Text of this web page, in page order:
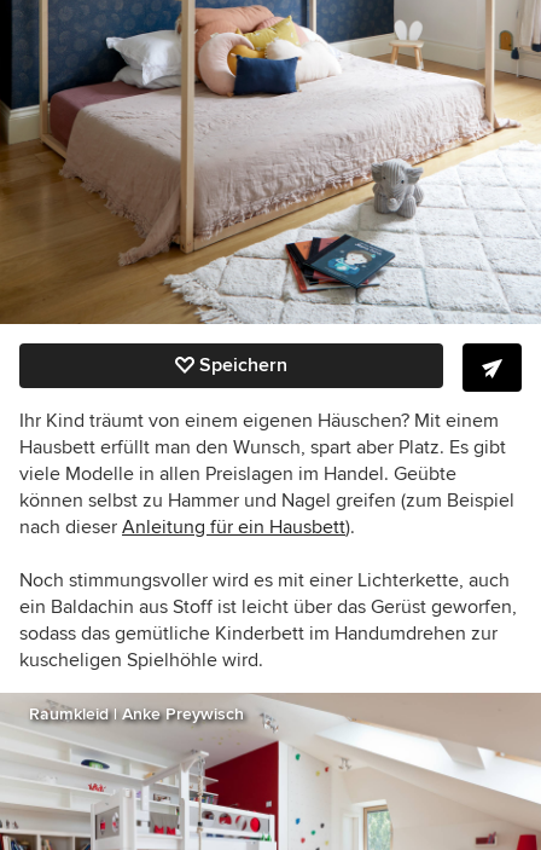
Speichern
Ihr Kind träumt von einem eigenen Häuschen? Mit einem
Hausbett erfüllt man den Wunsch, spart aber Platz. Es gibt
viele Modelle in allen Preislagen im Handel. Geübte
können selbst zu Hammer und Nagel greifen (zum Beispiel
nach dieser Anleitung für ein Hausbett).
Noch stimmungsvoller wird es mit einer Lichterkette, auch
ein Baldachin aus Stoff ist leicht über das Gerüst geworfen,
sodass das gemütliche Kinderbett im Handumdrehen zur
kuscheligen Spielhöhle wird.
Raumkleid | Anke Preywisch